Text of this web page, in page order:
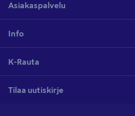
Asiakaspalvelu
Info
K-Rauta
Tilaa uutiskirje